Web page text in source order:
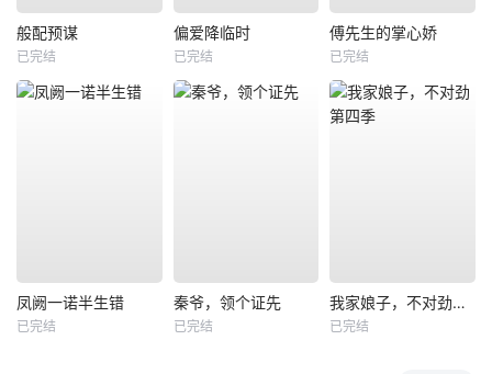
般配预谋
已完结
偏爱降临时
已完结
傅先生的掌心娇
已完结
凤阙一诺半生错
已完结
秦爷，领个证先
已完结
我家娘子，不对劲第四季
已完结